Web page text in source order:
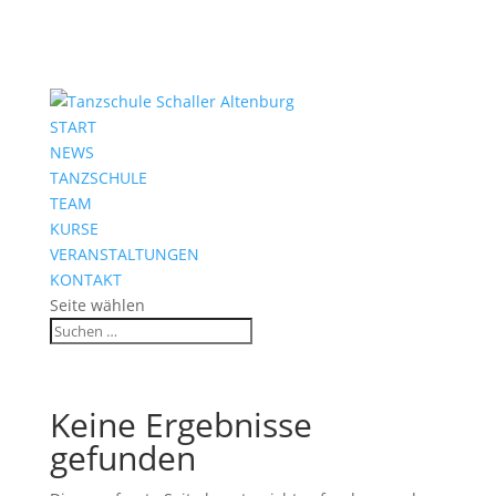
START
NEWS
TANZSCHULE
TEAM
KURSE
VERANSTALTUNGEN
KONTAKT
Seite wählen
Keine Ergebnisse
gefunden